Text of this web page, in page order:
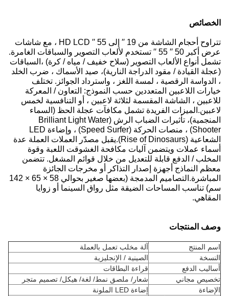
الخصائص
تتراوح أحجام الشاشة من 19 ′′ إلى 55 ′′ HD LCD ، مع شاشات
عرض أكبر 50 ′′ 55 ′′ تستخدم لألعاب التصوير والسباقات الغامرة.
تشمل أنواع الألعاب التصوير (سلاح خفيف / مياه / كرة) ،السباقات
(عجلة القيادة / مقود الدراجة النارية)، صيد الأسماك ، ضرب الخلد
، الدواسة الرقصية ، لمسة اللغز ، واسترداد الجوائز. تختلف
خيارات اللاعبين المتعددين حسب النموذج: التعاون / المعركة
للاعبين ، الشاشة المقسمة لثلاثة لاعبين ، أو التنافسية لخمس
لاعبين.الميزات الفريدة تشمل مكافآت عجلة الحظ (السماء
المنجمية)، تأثيرات الضباب الرش (Brilliant Light Water
Shooter) ، منصات الحركة (Speed Surfer) ، وإضاءة LED
الشعاعية (Rise of Dinosaurs).يقبل مصدّر العملات العملة عدة
أسماء عملات ويتضمن آليات مكافحة الغشوقت اللعبة وقوة
المخلب / الدفع قابلة للتعديل من خلال قوائم المشغل. تتضمن
معظم النماذج أجهزة إصدار التذاكر أو مخرجات الجائزة
المباشرة.التصاميم المدمجة (بعضها صغير بحوالي 58 × 65 × 142
سم) تناسب المساحات الضيقة مثل رواق السينما أو زوايا
المقاهي.
وصف المنتجات
اسم المنتج
آلة مخلب تعمل بالعملة
النسخة
الصينية / الإنجليزية
أساليب الدفع
قراءة البطاقات
تخصيص مجاني
شعار/ ملصق نمط/ لغة/ هيكل/ تصميم متجر
الإضاءة
إضاءة LED الملونة